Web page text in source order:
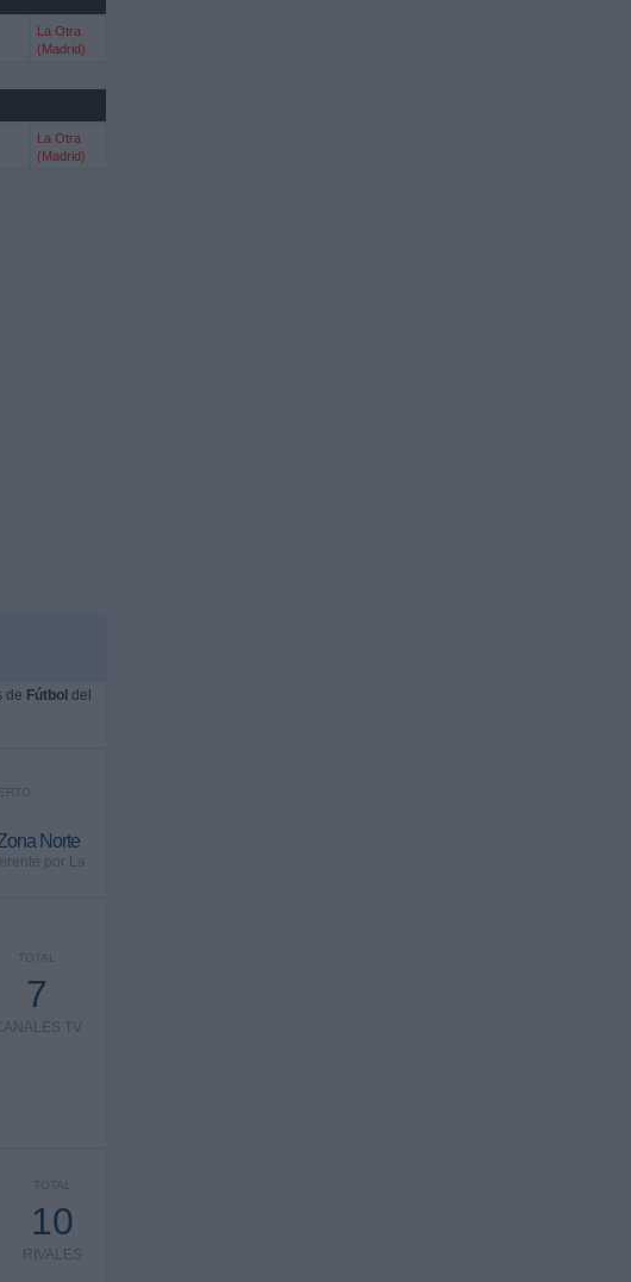
La Otra
(Madrid)
La Otra
(Madrid)
de Fútbol del
Norte
por La
TOTAL
7
TV
TOTAL
10
RIVALES